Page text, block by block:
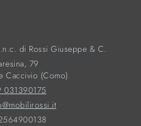
di Rossi Giuseppe & C.
79
Caccivio (Como)
031390175